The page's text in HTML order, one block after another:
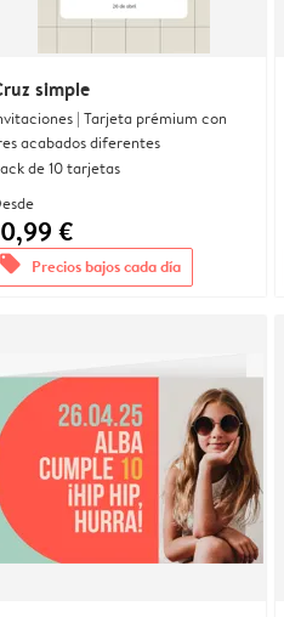
simple
| Tarjeta prémium con
acabados diferentes
de 10 tarjetas
€
offers Precios bajos cada día